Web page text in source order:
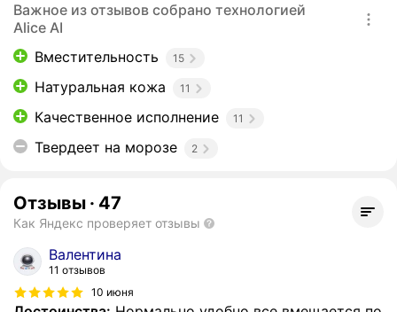
Важное из отзывов собрано технологией
Alice AI
Вместительность
15
Натуральная кожа 11
Качественное исполнение 11
Твердеет на морозе 2
Отзывы · 47
Как Яндекс проверяет отзывы
Валентина
11 отзывов
10 июня